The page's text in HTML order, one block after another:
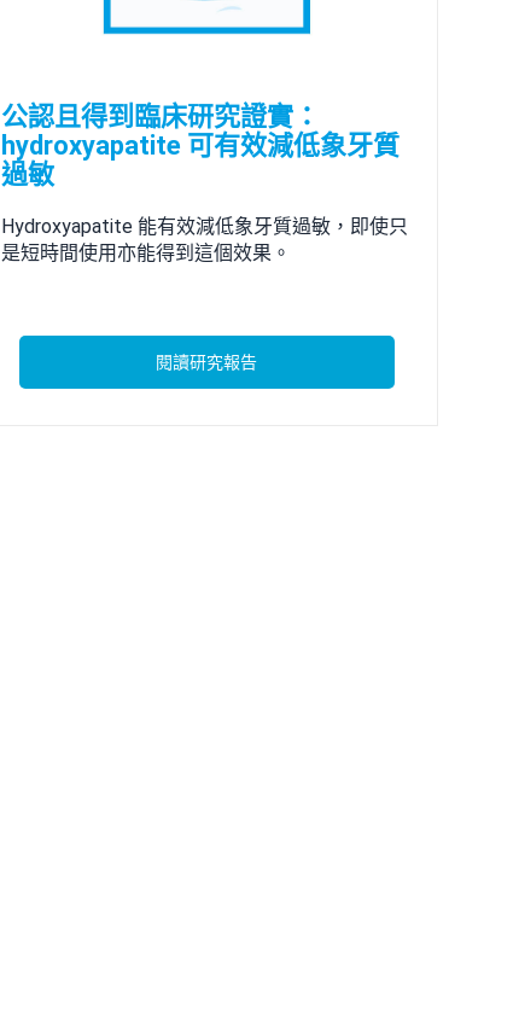
公認且得到臨床研究證實：
hydroxyapatite 可有效減低象牙質
過敏
Hydroxyapatite 能有效減低象牙質過敏，即使只
是短時間使用亦能得到這個效果。
閱讀研究報告